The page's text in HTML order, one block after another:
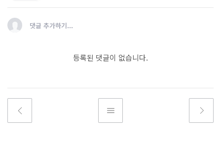
댓글 추가하기...
등록된 댓글이 없습니다.